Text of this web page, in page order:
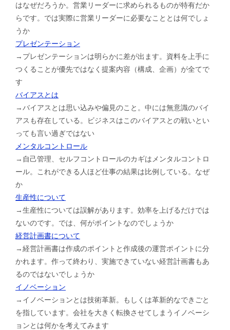
はなぜだろうか。営業リーダーに求められるものが特有だか
らです。では実際に営業リーダーに必要なこととは何でしょ
うか
プレゼンテーション
→プレゼンテーションは明らかに差が出ます。資料を上手に
つくることが優先ではなく提案内容（構成、企画）が全てで
す
バイアスとは
→バイアスとは思い込みや偏見のこと。中には無意識のバイ
アスも存在している。ビジネスはこのバイアスとの戦いとい
っても言い過ぎではない
メンタルコントロール
→自己管理、セルフコントロールのカギはメンタルコントロ
ール。これができる人ほど仕事の結果は比例している。なぜ
か
生産性について
→生産性については誤解があります。効率を上げるだけでは
ないのです。では、何がポイントなのでしょうか
経営計画書について
→経営計画書は作成のポイントと作成後の運営ポイントに分
かれます。作って終わり、実施できていない経営計画書もあ
るのではないでしょうか
イノベーション
→イノベーションとは技術革新。もしくは革新的なできごと
を指しています。会社を大きく転換させてしまうイノベーシ
ョンとは何かを考えてみます